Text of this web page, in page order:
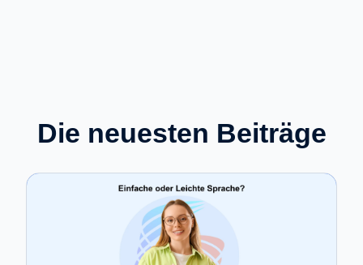
Die neuesten Beiträge